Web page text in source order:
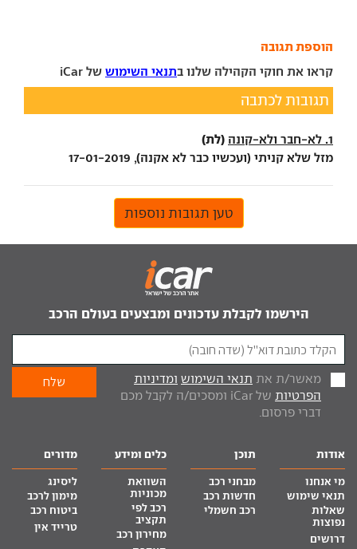
הוספת תגובה
קראו את חוקי הקהילה שלנו בתנאי השימוש של iCar
תגובות לכתבה
1. לא-חבר ולא-קונה (לת)
מזל שלא קניתי (ועכשיו כבר לא אקנה), 17-01-2019
טען תגובות נוספות
הירשמו לקבלת עדכונים ומבצעים בעולם הרכב
מאשר/ת את תנאי השימוש ומדיניות
הפרטיות
של iCar ומסכים/ה לקבל מכם
דברי פרסום.
אודות
מי אנחנו
תנאי שימוש
שאלות
נפוצות
דרושים
תוכן
מבחני רכב
חדשות רכב
רכב חשמלי
כלים ומידע
השוואת
מכוניות
רכב לפי
תקציב
מחירון רכב
מדורים
ליסינג
מימון לרכב
ביטוח רכב
טרייד אין